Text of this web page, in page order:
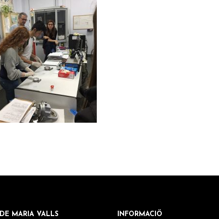
MARIA VALLS INFORMACIÖ